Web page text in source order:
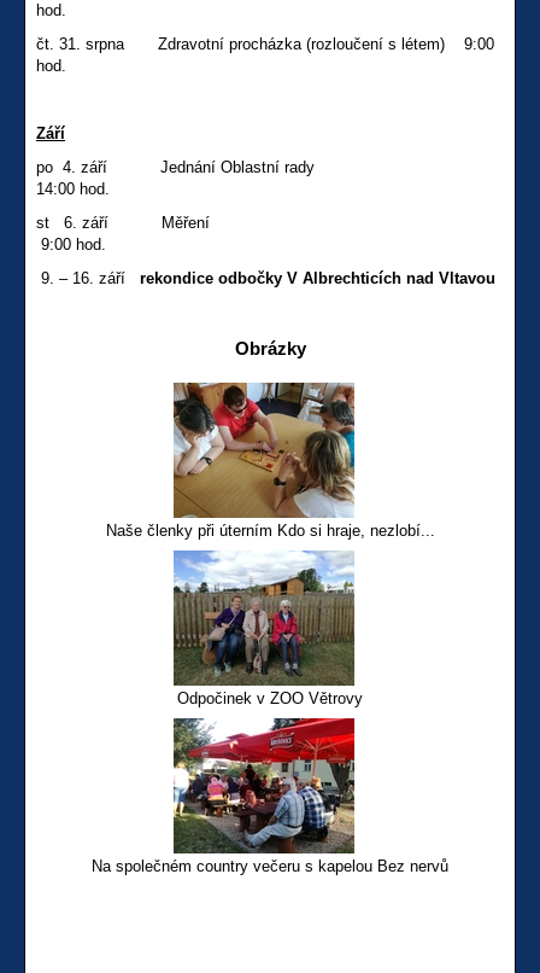
hod.
čt. 31. srpna Zdravotní procházka (rozloučení s létem) 9:00
hod.
Září
po 4. září Jednání Oblastní rady
14:00 hod.
st 6. září Měření
9:00 hod.
9. – 16. září rekondice odbočky V Albrechticích nad Vltavou
Obrázky
Naše členky při úterním Kdo si hraje, nezlobí...
Odpočinek v ZOO Větrovy
Na společném country večeru s kapelou Bez nervů